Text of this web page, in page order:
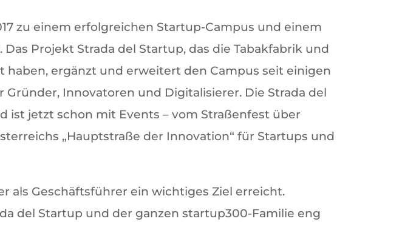
zu einem erfolgreichen Startup-Campus und einem
Projekt Strada del Startup, das die Tabakfabrik und
ergänzt und erweitert den Campus seit einigen
Innovatoren und Digitalisierer. Die Strada del
ist jetzt schon mit Events – vom Straßenfest über
„Hauptstraße der Innovation“ für Startups und
als Geschäftsführer ein wichtiges Ziel erreicht.
del Startup und der ganzen startup300-Familie eng